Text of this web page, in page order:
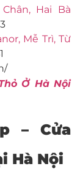
Chân, Hai Bà
Mễ Trì, Từ
Ở Hà Nội
– Cửa
Hà Nội